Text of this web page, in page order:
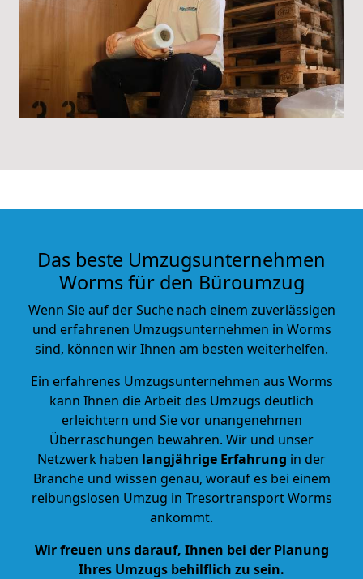
Das beste Umzugsunternehmen
Worms für den Büroumzug
Wenn Sie auf der Suche nach einem zuverlässigen
und erfahrenen Umzugsunternehmen in Worms
sind, können wir Ihnen am besten weiterhelfen.
Ein erfahrenes Umzugsunternehmen aus Worms
kann Ihnen die Arbeit des Umzugs deutlich
erleichtern und Sie vor unangenehmen
Überraschungen bewahren. Wir und unser
Netzwerk haben langjährige Erfahrung in der
Branche und wissen genau, worauf es bei einem
reibungslosen Umzug in Tresortransport Worms
ankommt.
Wir freuen uns darauf, Ihnen bei der Planung
Ihres Umzugs behilflich zu sein.